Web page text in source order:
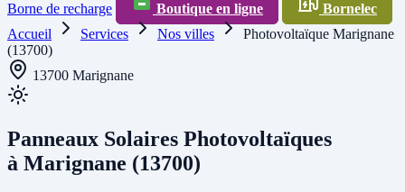
Borne de recharge
Boutique en ligne
Bornelec
Accueil
Services Nos villes
Photovoltaïque Marignane
(13700)
13700 Marignane
Panneaux Solaires Photovoltaïques
à Marignane (13700)